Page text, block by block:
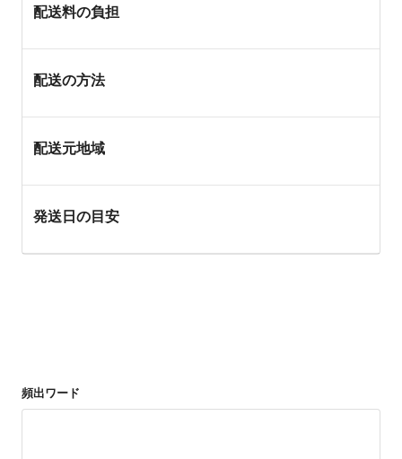
配送料の負担
配送の方法
配送元地域
発送日の目安
頻出ワード